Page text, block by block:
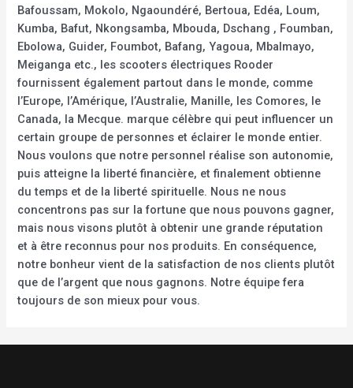
Bafoussam, Mokolo, Ngaoundéré, Bertoua, Edéa, Loum,
Kumba, Bafut, Nkongsamba, Mbouda, Dschang , Foumban,
Ebolowa, Guider, Foumbot, Bafang, Yagoua, Mbalmayo,
Meiganga etc., les scooters électriques Rooder
fournissent également partout dans le monde, comme
l’Europe, l’Amérique, l’Australie, Manille, les Comores, le
Canada, la Mecque. marque célèbre qui peut influencer un
certain groupe de personnes et éclairer le monde entier.
Nous voulons que notre personnel réalise son autonomie,
puis atteigne la liberté financière, et finalement obtienne
du temps et de la liberté spirituelle. Nous ne nous
concentrons pas sur la fortune que nous pouvons gagner,
mais nous visons plutôt à obtenir une grande réputation
et à être reconnus pour nos produits. En conséquence,
notre bonheur vient de la satisfaction de nos clients plutôt
que de l’argent que nous gagnons. Notre équipe fera
toujours de son mieux pour vous.